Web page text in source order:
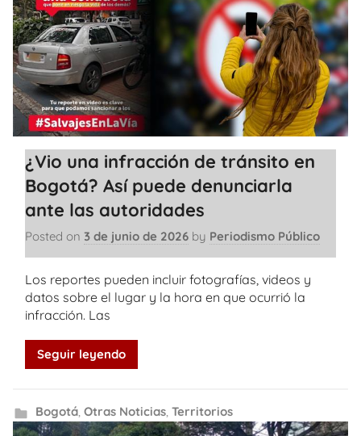
¿Vio una infracción de tránsito en
Bogotá? Así puede denunciarla
ante las autoridades
Posted on 3 de junio de 2026 by Periodismo Público
Los reportes pueden incluir fotografías, videos y
datos sobre el lugar y la hora en que ocurrió la
infracción. Las
Seguir leyendo
Bogotá, Otras Noticias, Territorios